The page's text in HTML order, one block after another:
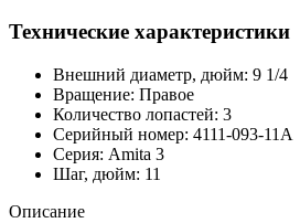
Технические характеристики
Внешний диаметр, дюйм: 9 1/4
Вращение: Правое
Количество лопастей: 3
Серийный номер: 4111-093-11A
Серия: Amita 3
Шаг, дюйм: 11
Описание